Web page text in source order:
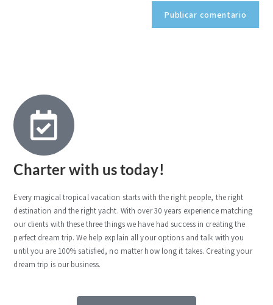
Charter with us today!
Every magical tropical vacation starts with the right people, the right
destination and the right yacht. With over 30 years experience matching
our clients with these three things we have had success in creating the
perfect dream trip. We help explain all your options and talk with you
until you are 100% satisfied, no matter how long it takes. Creating your
dream trip is our business.